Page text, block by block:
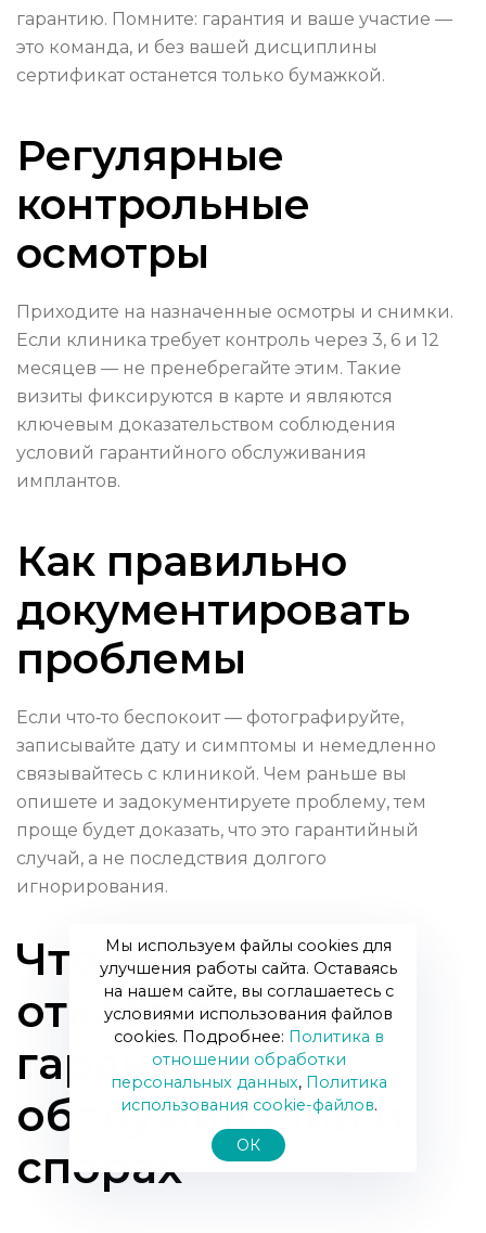
гарантию. Помните: гарантия и ваше участие —
это команда, и без вашей дисциплины
сертификат останется только бумажкой.
Регулярные
контрольные
осмотры
Приходите на назначенные осмотры и снимки.
Если клиника требует контроль через 3, 6 и 12
месяцев — не пренебрегайте этим. Такие
визиты фиксируются в карте и являются
ключевым доказательством соблюдения
условий гарантийного обслуживания
имплантов.
Как правильно
документировать
проблемы
Если что‑то беспокоит — фотографируйте,
записывайте дату и симптомы и немедленно
связывайтесь с клиникой. Чем раньше вы
опишете и задокументируете проблему, тем
проще будет доказать, что это гарантийный
случай, а не последствия долгого
игнорирования.
Что делать при
отказе в
гарантийном
обслуживании и
спорах
Мы используем файлы cookies для
улучшения работы сайта. Оставаясь
на нашем сайте, вы соглашаетесь с
условиями использования файлов
cookies. Подробнее: Политика в
отношении обработки
персональных данных, Политика
использования сookie-файлов.
ОК